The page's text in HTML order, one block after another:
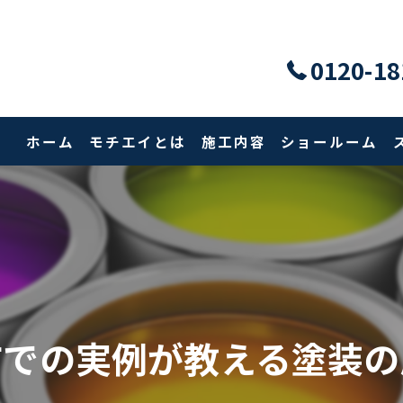
0120-
ホーム モチエイとは 施工内容 ショールーム
の実例が教える塗装